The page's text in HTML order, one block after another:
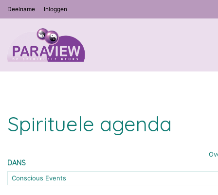
Deelname Inloggen
Spirituele agenda
DANS
Conscious Events